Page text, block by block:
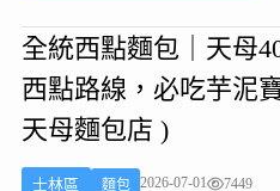
全統西點麵包｜天母
西點路線，必吃芋泥
天母麵包店 )
士林區 麵包 2026-07-01 7449